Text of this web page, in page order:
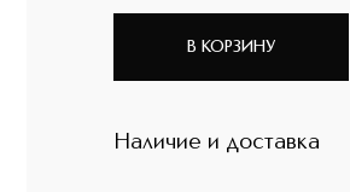
В КОРЗИНУ
Наличие и доставка